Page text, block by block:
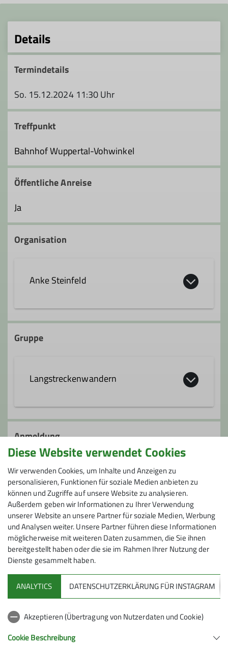
Details
Termindetails
So. 15.12.2024 11:30 Uhr
Treffpunkt
Bahnhof Wuppertal-Vohwinkel
Öffentliche Anreise
Ja
Organisation
Anke Steinfeld
+49 163 7727270
Ämter
Wanderleiter/-in Gruppenleiter/-in
Gruppe
Langstreckenwandern
Langstreckenwanderungen (LSW) sind
sportliche Wanderungen, auf denen meist
zusätzlich noch Höhenmeter bewältigt
werden müssen. Wir bieten Euch drei
Kategorien: LSW light für Einsteiger – hier
wandern wir ca. 21 km. LSW zwischen 25
und 35 km sowie sehr sportliche LSW
plus ab 35 km. Ob Ausprobierer,
sportlicher Wanderer oder
Wanderverrückter, jeder ist eingeladen
bei uns mitzuwandern. Gäste, die noch
kein DAV-Mitglied sind, sind ebenfalls
herzlich willkommen!
Für alle Wanderungen gilt:
Rucksackverpflegung, ausreichend
Wasser, ggf. Wanderstöcke, festes
Schuhwerk, gute Kondition und die Bitte
um vorherige Anmeldung bei der
Anmeldung
Anfrage senden
Anmeldung ab / bis
10.09.2024 / 13.12.2024
Maximale Teilnehmeranzahl
20
Diese Website verwendet Cookies
Wir verwenden Cookies, um Inhalte und Anzeigen zu
personalisieren, Funktionen für soziale Medien anbieten zu
können und Zugriffe auf unsere Website zu analysieren.
Außerdem geben wir Informationen zu Ihrer Verwendung
unserer Website an unsere Partner für soziale Medien, Werbung
und Analysen weiter. Unsere Partner führen diese Informationen
möglicherweise mit weiteren Daten zusammen, die Sie ihnen
bereitgestellt haben oder die sie im Rahmen Ihrer Nutzung der
Dienste gesammelt haben.
ANALYTICS DATENSCHUTZERKLÄRUNG FÜR INSTAGRAM
Akzeptieren (Übertragung von Nutzerdaten und Cookie)
Cookie Beschreibung